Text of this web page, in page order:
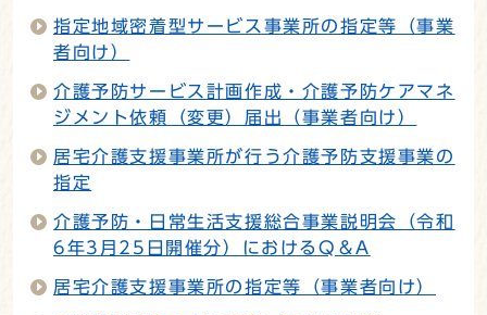
指定地域密着型サービス事業所の指定等（事業
者向け）
介護予防サービス計画作成・介護予防ケアマネ
ジメント依頼（変更）届出（事業者向け）
居宅介護支援事業所が行う介護予防支援事業の
指定
介護予防・日常生活支援総合事業説明会（令和
6年3月25日開催分）におけるQ＆A
居宅介護支援事業所の指定等（事業者向け）